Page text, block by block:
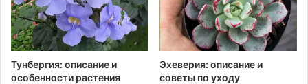
Тунбергия: описание и
особенности растения
Эхеверия: описание и
советы по уходу